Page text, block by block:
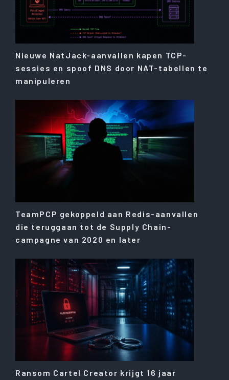
Nieuwe NatJack-aanvallen kapen TCP-
sessies en spoof DNS door NAT-tabellen te
manipuleren
TeamPCP gekoppeld aan Redis-aanvallen
die teruggaan tot de Supply Chain-
campagne van 2020 en later
Ransom Cartel Creator krijgt 16 jaar